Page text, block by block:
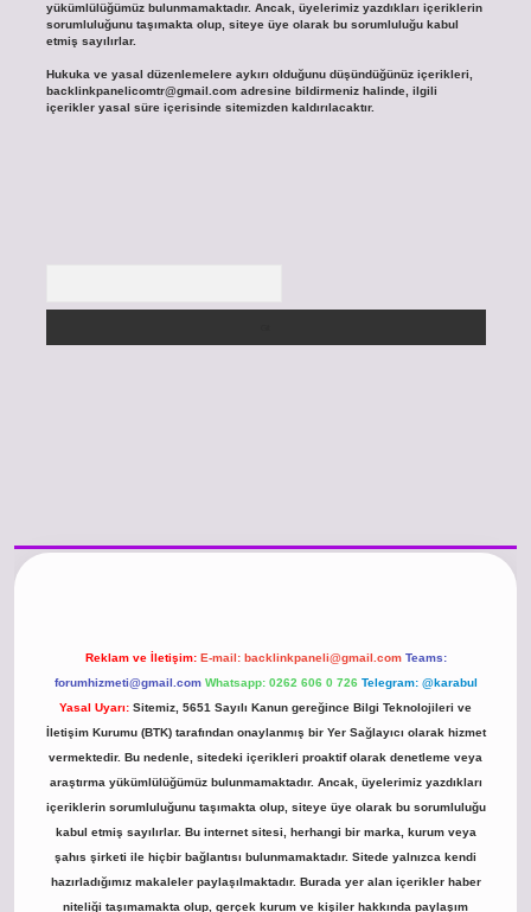
yükümlülüğümüz bulunmamaktadır. Ancak, üyelerimiz yazdıkları içeriklerin
sorumluluğunu taşımakta olup, siteye üye olarak bu sorumluluğu kabul
etmiş sayılırlar.
Hukuka ve yasal düzenlemelere aykırı olduğunu düşündüğünüz içerikleri,
backlinkpanelicomtr@gmail.comadresine bildirmeniz halinde, ilgili
içerikler yasal süre içerisinde sitemizden kaldırılacaktır.
Reklam ve İletişim: E-mail: backlinkpaneli@gmail.com Teams:
forumhizmeti@gmail.com Whatsapp: 0262 606 0 726 Telegram: @karabul
Yasal Uyarı: Sitemiz, 5651 Sayılı Kanun gereğince Bilgi Teknolojileri ve
İletişim Kurumu (BTK) tarafından onaylanmış bir Yer Sağlayıcı olarak hizmet
vermektedir. Bu nedenle, sitedeki içerikleri proaktif olarak denetleme veya
araştırma yükümlülüğümüz bulunmamaktadır. Ancak, üyelerimiz yazdıkları
içeriklerin sorumluluğunu taşımakta olup, siteye üye olarak bu sorumluluğu
kabul etmiş sayılırlar. Bu internet sitesi, herhangi bir marka, kurum veya
şahıs şirketi ile hiçbir bağlantısı bulunmamaktadır. Sitede yalnızca kendi
hazırladığımız makaleler paylaşılmaktadır. Burada yer alan içerikler haber
niteliği taşımamakta olup, gerçek kurum ve kişiler hakkında paylaşım